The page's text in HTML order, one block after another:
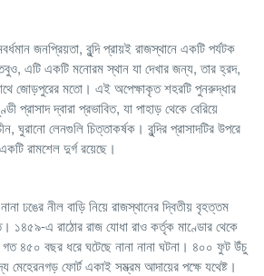
জনপ্রিয়তা, বুন্দি প্রায়ই রাজস্থানে একটি পর্যটক
এটি একটি মনোরম স্থান যা দেখার জন্য, তার হ্রদ,
জোড়পুরের মতো। এই অপেক্ষাকৃত শহরটি পুনরুদ্ধার
দ্বারা প্রভাবিত, যা পাহাড় থেকে বেরিয়ে
ঘুরানো লেনগুলি চিত্তাকর্ষক। বুন্দির প্রাসাদটির উপরে
রামশেল দুর্গ রয়েছে।
ঢঙের নীল বাড়ি নিয়ে রাজস্থানের দ্বিতীয় বৃহত্তম
১৪৫৯-এ রাঠোর রাজ যোধা রাও কর্তৃক মাণ্ডোর থেকে
৪৫০ বছর ধরে ঘটেছে নানা নানা ঘটনা। ৪০০ ফুট উঁচু
মেহেরনগড় ফোর্ট একাই সম্ভ্রম আদায়ের পক্ষে যথেষ্ট।